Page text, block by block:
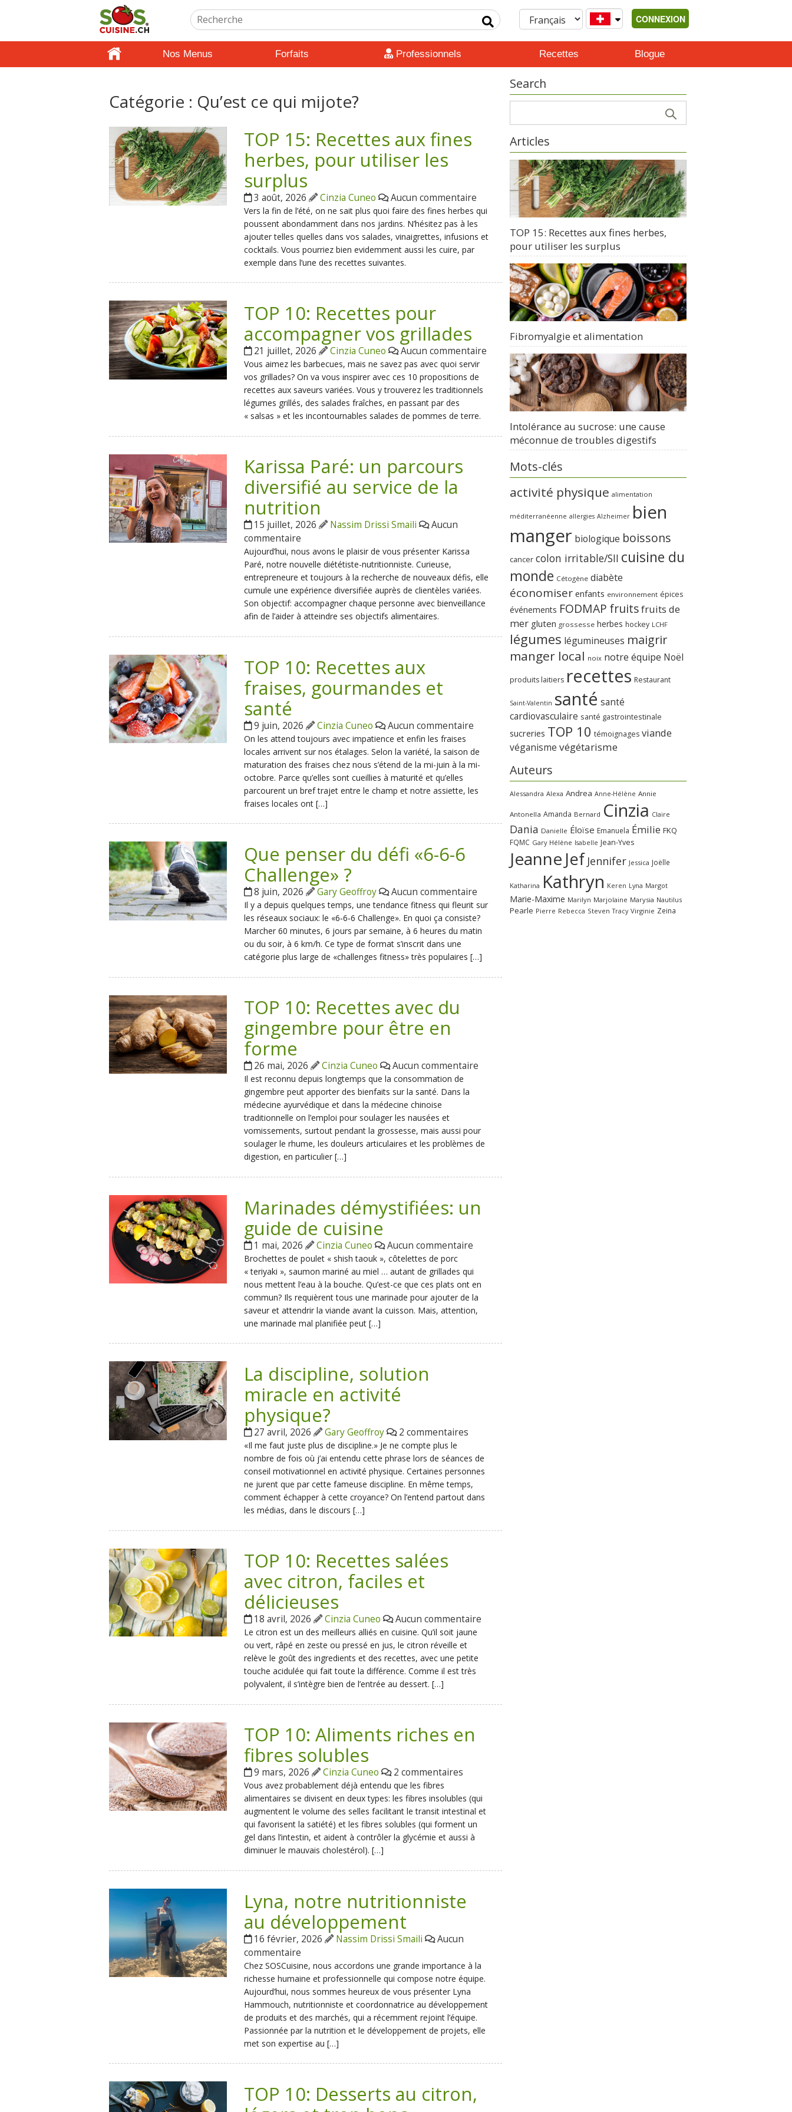
CONNEXION
Nos Menus Forfaits Professionnels Recettes Blogue
Catégorie : Qu’est ce qui mijote?
TOP 15: Recettes aux fines
herbes, pour utiliser les
surplus
3 août, 2026 Cinzia Cuneo Aucun commentaire
Vers la fin de l’été, on ne sait plus quoi faire des fines herbes qui
poussent abondamment dans nos jardins. N’hésitez pas à les
ajouter telles quelles dans vos salades, vinaigrettes, infusions et
cocktails. Vous pourriez bien evidemment aussi les cuire, par
exemple dans l’une des recettes suivantes.
TOP 10: Recettes pour
accompagner vos grillades
21 juillet, 2026 Cinzia Cuneo Aucun commentaire
Vous aimez les barbecues, mais ne savez pas avec quoi servir
vos grillades? On va vous inspirer avec ces 10 propositions de
recettes aux saveurs variées. Vous y trouverez les traditionnels
légumes grillés, des salades fraîches, en passant par des
« salsas » et les incontournables salades de pommes de terre.
Karissa Paré: un parcours
diversifié au service de la
nutrition
15 juillet, 2026 Nassim Drissi Smaili
Aucun
commentaire
Aujourd’hui, nous avons le plaisir de vous présenter Karissa
Paré, notre nouvelle diététiste-nutritionniste. Curieuse,
entrepreneure et toujours à la recherche de nouveaux défis, elle
cumule une expérience diversifiée auprès de clientèles variées.
Son objectif: accompagner chaque personne avec bienveillance
afin de l’aider à atteindre ses objectifs alimentaires.
TOP 10: Recettes aux
fraises, gourmandes et
santé
9 juin, 2026 Cinzia Cuneo Aucun commentaire
On les attend toujours avec impatience et enfin les fraises
locales arrivent sur nos étalages. Selon la variété, la saison de
maturation des fraises chez nous s’étend de la mi-juin à la mi-
octobre. Parce qu’elles sont cueillies à maturité et qu’elles
parcourent un bref trajet entre le champ et notre assiette, les
fraises locales ont […]
Que penser du défi «6-6-6
Challenge» ?
8 juin, 2026 Gary Geoffroy Aucun commentaire
Il y a depuis quelques temps, une tendance fitness qui fleurit sur
les réseaux sociaux: le «6‑6‑6 Challenge». En quoi ça consiste?
Marcher 60 minutes, 6 jours par semaine, à 6 heures du matin
ou du soir, à 6 km/h. Ce type de format s’inscrit dans une
catégorie plus large de «challenges fitness» très populaires […]
TOP 10: Recettes avec du
gingembre pour être en
forme
26 mai, 2026 Cinzia Cuneo Aucun commentaire
Il est reconnu depuis longtemps que la consommation de
gingembre peut apporter des bienfaits sur la santé. Dans la
médecine ayurvédique et dans la médecine chinoise
traditionnelle on l’emploi pour soulager les nausées et
vomissements, surtout pendant la grossesse, mais aussi pour
soulager le rhume, les douleurs articulaires et les problèmes de
digestion, en particulier […]
Marinades démystifiées: un
guide de cuisine
1 mai, 2026 Cinzia Cuneo Aucun commentaire
Brochettes de poulet « shish taouk », côtelettes de porc
« teriyaki », saumon mariné au miel … autant de grillades qui
nous mettent l’eau à la bouche. Qu’est-ce que ces plats ont en
commun? Ils requièrent tous une marinade pour ajouter de la
saveur et attendrir la viande avant la cuisson. Mais, attention,
une marinade mal planifiée peut […]
La discipline, solution
miracle en activité
physique?
27 avril, 2026 Gary Geoffroy 2 commentaires
«Il me faut juste plus de discipline.» Je ne compte plus le
nombre de fois où j’ai entendu cette phrase lors de séances de
conseil motivationnel en activité physique. Certaines personnes
ne jurent que par cette fameuse discipline. En même temps,
comment échapper à cette croyance? On l’entend partout dans
les médias, dans le discours […]
TOP 10: Recettes salées
avec citron, faciles et
délicieuses
18 avril, 2026 Cinzia Cuneo Aucun commentaire
Le citron est un des meilleurs alliés en cuisine. Qu’il soit jaune
ou vert, râpé en zeste ou pressé en jus, le citron réveille et
relève le goût des ingredients et des recettes, avec une petite
touche acidulée qui fait toute la différence. Comme il est très
polyvalent, il s’intègre bien de l’entrée au dessert. […]
TOP 10: Aliments riches en
fibres solubles
9 mars, 2026 Cinzia Cuneo 2 commentaires
Vous avez probablement déjà entendu que les fibres
alimentaires se divisent en deux types: les fibres insolubles (qui
augmentent le volume des selles facilitant le transit intestinal et
qui favorisent la satiété) et les fibres solubles (qui forment un
gel dans l’intestin, et aident à contrôler la glycémie et aussi à
diminuer le mauvais cholestérol). […]
Lyna, notre nutritionniste
au développement
16 février, 2026 Nassim Drissi Smaili
Aucun
commentaire
Chez SOSCuisine, nous accordons une grande importance à la
richesse humaine et professionnelle qui compose notre équipe.
Aujourd’hui, nous sommes heureux de vous présenter Lyna
Hammouch, nutritionniste et coordonnatrice au développement
de produits et des marchés, qui a récemment rejoint l’équipe.
Passionnée par la nutrition et le développement de projets, elle
met son expertise au […]
TOP 10: Desserts au citron,
Search
Articles
TOP 15: Recettes aux fines herbes,
pour utiliser les surplus
Fibromyalgie et alimentation
Intolérance au sucrose: une cause
méconnue de troubles digestifs
Mots-clés
activité physique alimentation
méditerranéenne allergies Alzheimer bien
manger biologique boissons
cancer colon irritable/SII cuisine du
monde Cétogène diabète
économiser enfants environnement épices
événements FODMAP fruitsfruits de
mer gluten grossesse herbes hockey LCHF
légumes légumineuses maigrir
manger local noix notre équipe Noël
produits laitiers recettes Restaurant
Saint-Valentin santé santé
cardiovasculaire santé gastrointestinale
sucreries TOP 10 témoignages viande
véganisme végétarisme
Auteurs
Alessandra Alexa Andrea Anne-Hélène Annie
Antonella Amanda Bernard Cinzia Claire
Dania Danielle Éloïse Emanuela Émilie FKQ
FQMC Gary Hélène Isabelle Jean-Yves
Jeanne Jef Jennifer Jessica Joëlle
Katharina Kathryn Keren Lyna Margot
Marie-Maxime Marilyn Marjolaine Marysia Nautilus
Pearle Pierre Rebecca Steven Tracy Virginie Zeina